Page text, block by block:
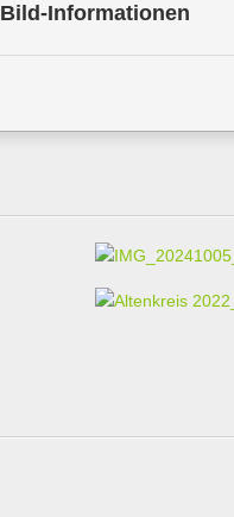
Bild-Informationen